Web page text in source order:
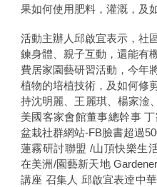
果如何使用肥料，灌溉，及
活動主辦人邱啟宜表示，社
鍊身體、親子互動，還能有
費居家園藝研習活動，今年
植物的培植技術，及如何修
持沈明麗、王麗琪、楊家淦
美國客家會館董事總幹事
盆栽社群網站-FB臉書超過
蓮霧研討聯盟 /山頂快樂生
在美洲/園藝新天地
講座 召集人 邱啟宜表逹中